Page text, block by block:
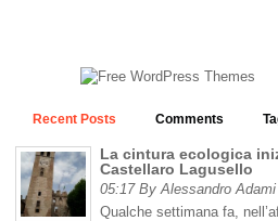
Recent Posts Comments
La cintura ecologica
Castellaro Lagusello
05:17 By Alessandro Adami
Qualche settimana fa,